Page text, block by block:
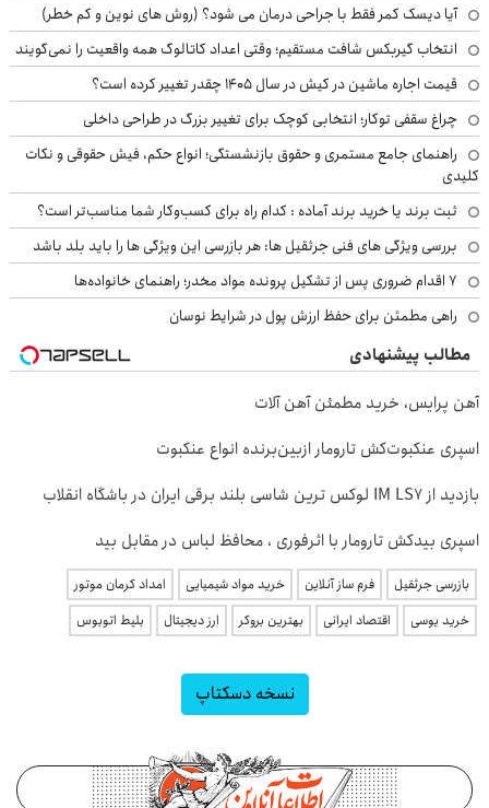
آیا دیسک کمر فقط با جراحی درمان می شود؟ (روش های نوین و کم خطر)
انتخاب گیربکس شافت مستقیم؛ وقتی اعداد کاتالوگ همه واقعیت را نمی‌گویند
قیمت اجاره ماشین در کیش در سال ۱۴۰۵ چقدر تغییر کرده است؟
چراغ سقفی توکار؛ انتخابی کوچک برای تغییر بزرگ در طراحی داخلی
راهنمای جامع مستمری و حقوق بازنشستگی؛ انواع حکم، فیش حقوقی و نکات
کلیدی
ثبت برند یا خرید برند آماده : کدام راه برای کسب‌وکار شما مناسب‌تر است؟
بررسی ویژگی های فنی جرثقیل ها: هر بازرسی این ویژگی ها را باید بلد باشد
۷ اقدام ضروری پس از تشکیل پرونده مواد مخدر؛ راهنمای خانواده‌ها
راهی مطمئن برای حفظ ارزش پول در شرایط نوسان
مطالب پیشنهادی
آهن پرایس، خرید مطمئن آهن آلات
اسپری عنکبوت‌‌کش تارومار ازبین‌برنده انواع عنکبوت
بازدید از IM LS7 لوکس ترین شاسی بلند برقی ایران در باشگاه انقلاب
اسپری بیدکش تارومار با اثرفوری ، محافظ لباس در مقابل بید
بازرسی جرثقیل فرم ساز آنلاین خرید مواد شیمیایی
امداد کرمان موتور
خرید یوسی
اقتصاد ایرانی بهترین بروکر ارز دیجیتال بلیط اتوبوس
نسخه دسکتاپ